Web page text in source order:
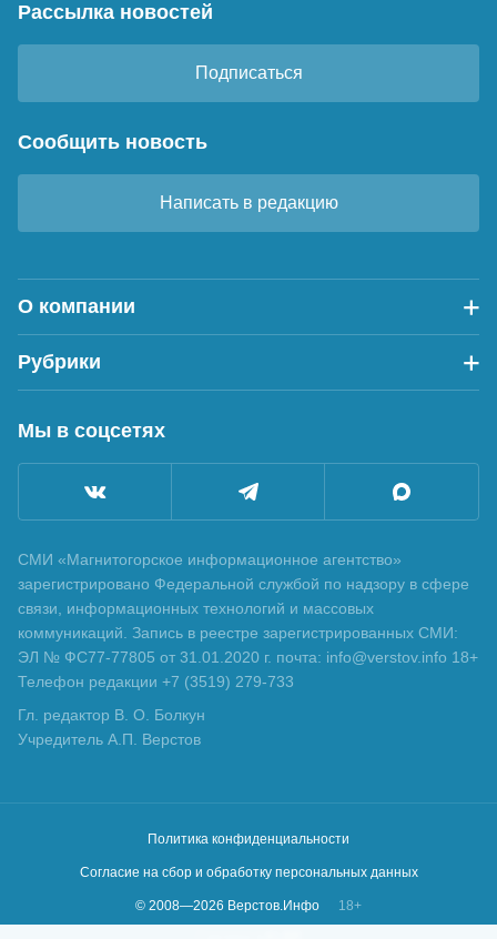
Рассылка новостей
Подписаться
Сообщить новость
Написать в редакцию
О компании
Рубрики
Мы в соцсетях
СМИ «Магнитогорское информационное агентство»
зарегистрировано Федеральной службой по надзору в сфере
связи, информационных технологий и массовых
коммуникаций. Запись в реестре зарегистрированных СМИ:
ЭЛ № ФС77-77805 от 31.01.2020 г. почта: info@verstov.info 18+
Телефон редакции +7 (3519) 279-733
Гл. редактор В. О. Болкун
Учредитель А.П. Верстов
Политика конфиденциальности
Согласие на сбор и обработку персональных данных
© 2008—2026 Верстов.Инфо
18+